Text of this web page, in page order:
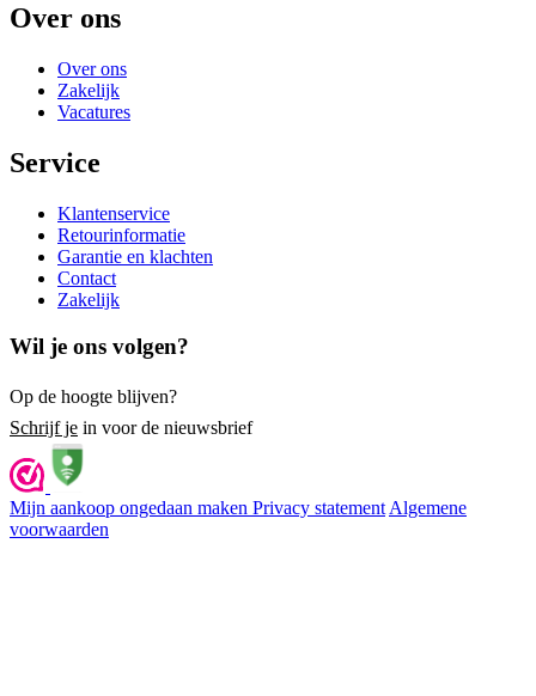
Over ons
Over ons
Zakelijk
Vacatures
Service
Klantenservice
Retourinformatie
Garantie en klachten
Contact
Zakelijk
Wil je ons volgen?
Op de hoogte blijven?
Schrijf je in voor de nieuwsbrief
Mijn aankoop ongedaan maken Privacy statement Algemene
voorwaarden